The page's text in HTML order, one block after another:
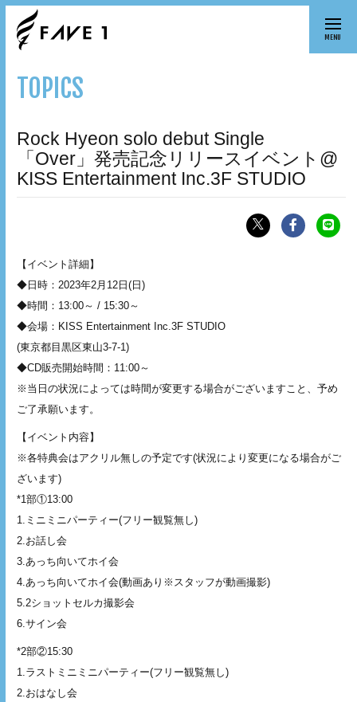
MENU
TOPICS
Rock Hyeon solo debut Single
「Over」発売記念リリースイベント@
KISS Entertainment Inc.3F STUDIO
【イベント詳細】
◆日時：2023年2月12日(日)
◆時間：13:00～ / 15:30～
◆会場：KISS Entertainment Inc.3F STUDIO
(東京都目黒区東山3-7-1)
◆CD販売開始時間：11:00～
※当日の状況によっては時間が変更する場合がございますこと、予め
ご了承願います。
【イベント内容】
※各特典会はアクリル無しの予定です(状況により変更になる場合がご
ざいます)
*1部①13:00
1.ミニミニパーティー(フリー観覧無し)
2.お話し会
3.あっち向いてホイ会
4.あっち向いてホイ会(動画あり※スタッフが動画撮影)
5.2ショットセルカ撮影会
6.サイン会
*2部②15:30
1.ラストミニミニパーティー(フリー観覧無し)
2.おはなし会